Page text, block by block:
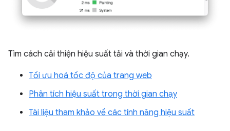
Tìm cách cải thiện hiệu suất tải và thời gian chạy.
Tối ưu hoá tốc độ của trang web
Phân tích hiệu suất trong thời gian chạy
Tài liệu tham khảo về các tính năng hiệu suất